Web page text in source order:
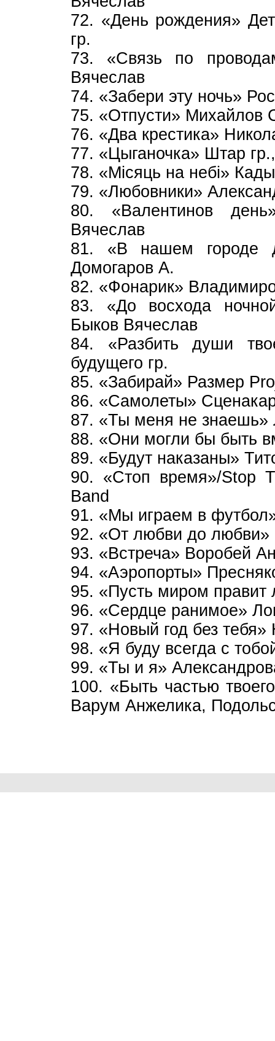
72. «День рождения»
гр.
73. «Связь по
Вячеслав
74. «Забери эту ночь»
75. «Отпусти» Михайлов
76. «Два крестика»
77. «Цыганочка» Штар
78. «Мiсяць на небi»
79. «Любовники»
80. «Валентинов
Вячеслав
81. «В нашем городе
Домогаров А.
82. «Фонарик»
83. «До восхода
Быков Вячеслав
84. «Разбить души
будущего гр.
85. «Забирай» Размер
86. «Самолеты»
87. «Ты меня не
88. «Они могли бы быть
89. «Будут наказаны»
90. «Стоп время»/Stop
Band
91. «Мы играем в
92. «От любви до
93. «Встреча» Воробей
94. «Аэропорты»
95. «Пусть миром правит
96. «Сердце ранимое»
97. «Новый год без
98. «Я буду всегда с
99. «Ты и я»
100. «Быть частью
Варум Анжелика,